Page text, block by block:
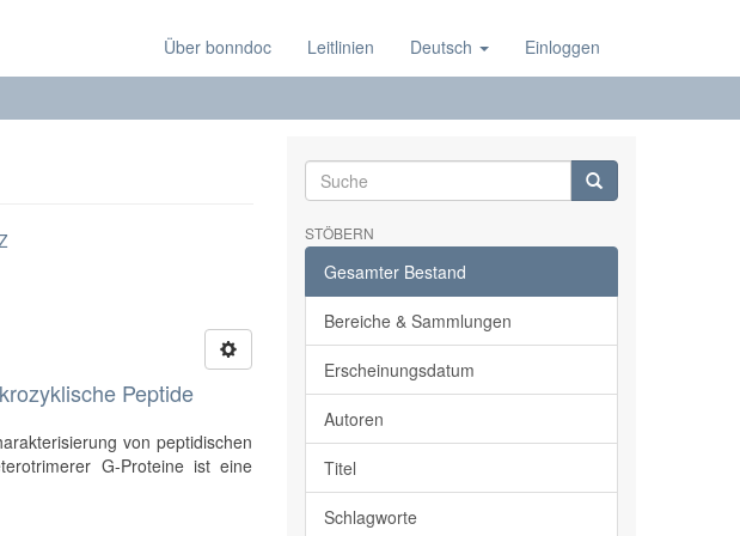
Über bonndoc Leitlinien Deutsch Einloggen
Peptide
von peptidischen
G-Proteine ist eine
STÖBERN
Gesamter Bestand
Bereiche & Sammlungen
Erscheinungsdatum
Autoren
Titel
Schlagworte